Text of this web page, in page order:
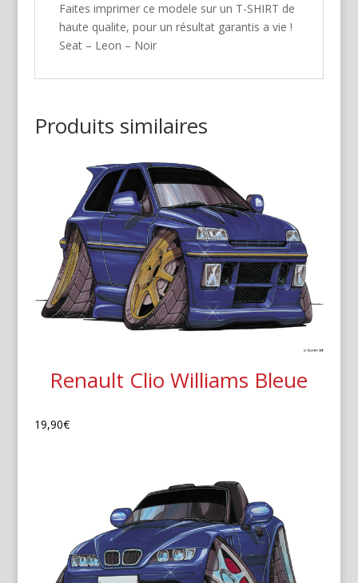
Faites imprimer ce modele sur un T-SHIRT de
haute qualite, pour un résultat garantis a vie !
Seat – Leon – Noir
Produits similaires
Renault Clio Williams Bleue
19,90€